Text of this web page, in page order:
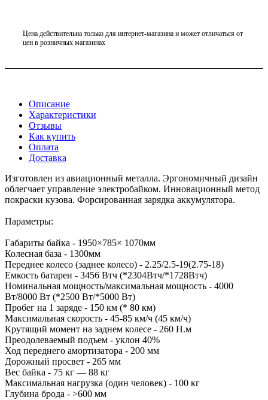
Цена действительна только для интернет-магазина и может отличаться от
цен в розничных магазинах
Описание
Характеристики
Отзывы
Как купить
Оплата
Доставка
Изготовлен из авиационный металла. Эргономичный дизайн
облегчает управление электробайком. Инновационный метод
покраски кузова. Форсированная зарядка аккумулятора.
Параметры:
Габариты байка - 1950×785× 1070мм
Колесная база - 1300мм
Переднее колесо (заднее колесо) - 2.25/2.5-19(2.75-18)
Емкость батареи - 3456 Втч (*2304Втч/*1728Втч)
Номинальная мощность/максимальная мощность - 4000
Вт/8000 Вт (*2500 Вт/*5000 Вт)
Пробег на 1 заряде - 150 км (* 80 км)
Максимальная скорость - 45-85 км/ч (45 км/ч)
Крутящий момент на заднем колесе - 260 Н.м
Преодолеваемый подъем - уклон 40%
Ход переднего амортизатора - 200 мм
Дорожный просвет - 265 мм
Вес байка - 75 кг — 88 кг
Максимальная нагрузка (один человек) - 100 кг
Глубина брода - >600 мм